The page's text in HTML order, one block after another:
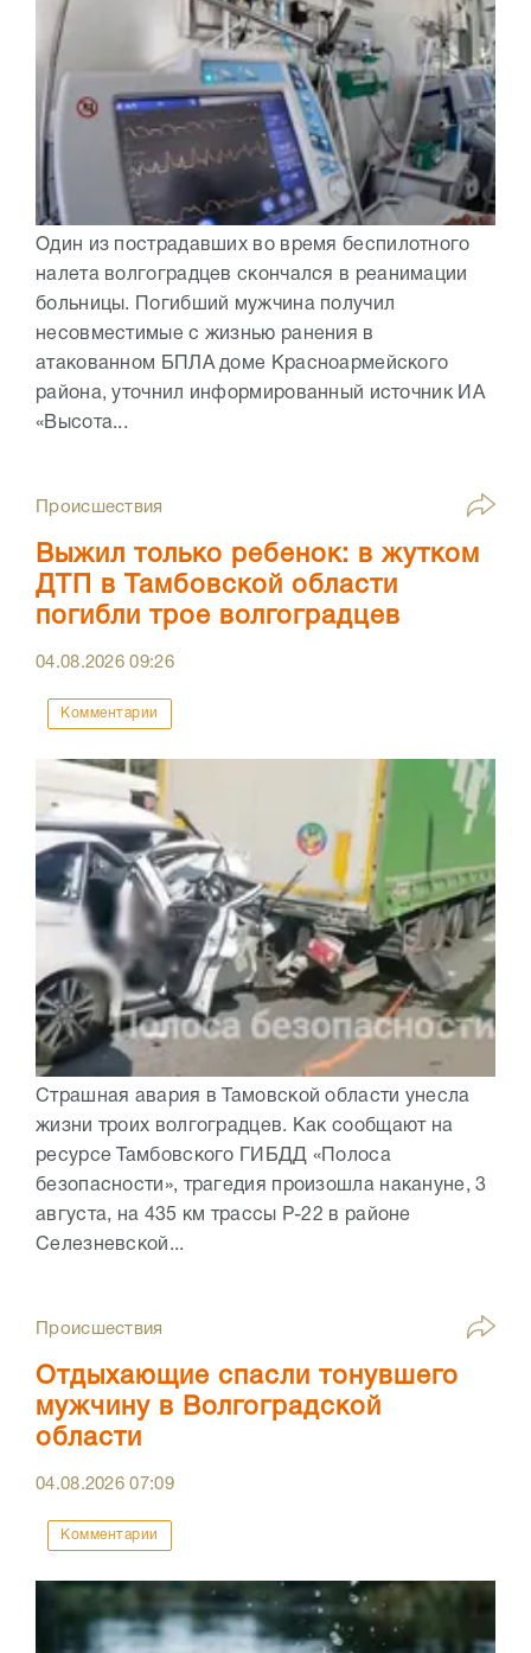
Один из пострадавших во время беспилотного
налета волгоградцев скончался в реанимации
больницы. Погибший мужчина получил
несовместимые с жизнью ранения в
атакованном БПЛА доме Красноармейского
района, уточнил информированный источник ИА
«Высота...
Происшествия
Выжил только ребенок: в жутком
ДТП в Тамбовской области
погибли трое волгоградцев
04.08.202609:26
Комментарии
Страшная авария в Тамовской области унесла
жизни троих волгоградцев. Как сообщают на
ресурсе Тамбовского ГИБДД «Полоса
безопасности», трагедия произошла накануне, 3
августа, на 435 км трассы Р-22 в районе
Селезневской...
Происшествия
Отдыхающие спасли тонувшего
мужчину в Волгоградской
области
04.08.202607:09
Комментарии